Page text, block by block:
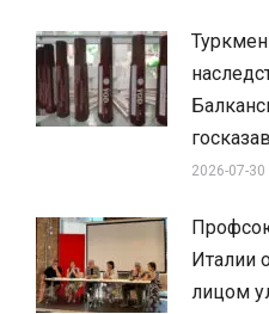
2026-07-30
Италии
лицом